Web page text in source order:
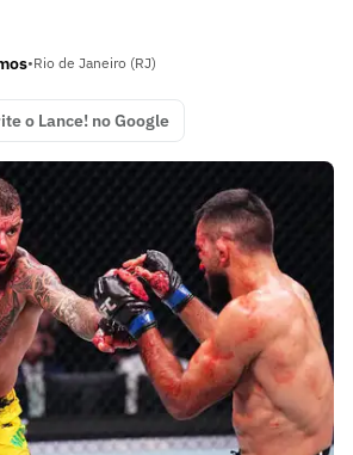
•Rio de Janeiro (RJ)
o Lance! no Google